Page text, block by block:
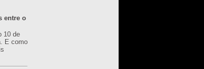
entre o
10 de
E como